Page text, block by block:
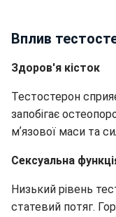
Вплив
Здоров'я кісток
Тестостерон
запобігає
мʼязової маси та
Сексуальна
Низький рівень
статевий потяг.